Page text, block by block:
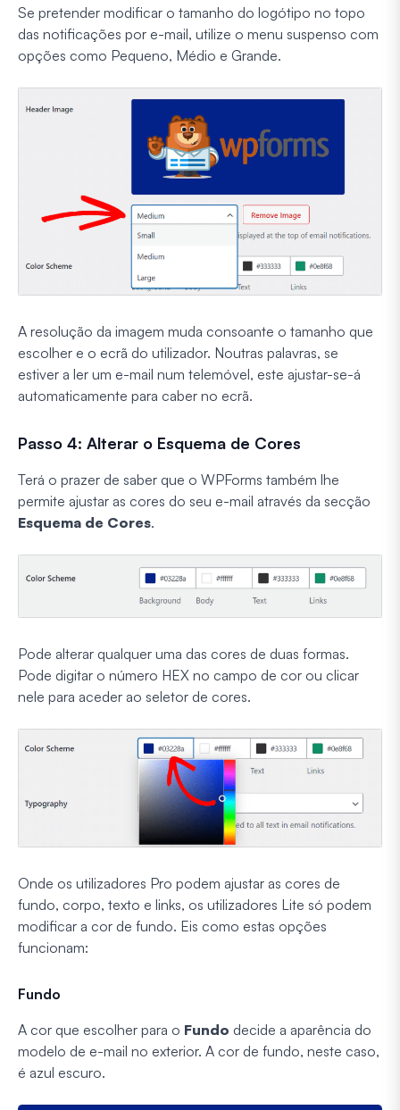
Se pretender modificar o tamanho do logótipo no topo
das notificações por e-mail, utilize o menu suspenso com
opções como Pequeno, Médio e Grande.
A resolução da imagem muda consoante o tamanho que
escolher e o ecrã do utilizador. Noutras palavras, se
estiver a ler um e-mail num telemóvel, este ajustar-se-á
automaticamente para caber no ecrã.
Passo 4: Alterar o Esquema de Cores
Terá o prazer de saber que o WPForms também lhe
permite ajustar as cores do seu e-mail através da secção
Esquema de Cores.
Pode alterar qualquer uma das cores de duas formas.
Pode digitar o número HEX no campo de cor ou clicar
nele para aceder ao seletor de cores.
Onde os utilizadores Pro podem ajustar as cores de
fundo, corpo, texto e links, os utilizadores Lite só podem
modificar a cor de fundo. Eis como estas opções
funcionam:
Fundo
A cor que escolher para o Fundo decide a aparência do
modelo de e-mail no exterior. A cor de fundo, neste caso,
é azul escuro.